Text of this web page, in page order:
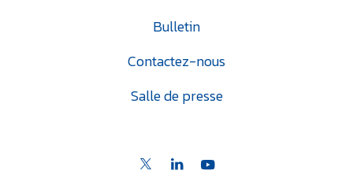
Bulletin
Contactez-nous
Salle de presse